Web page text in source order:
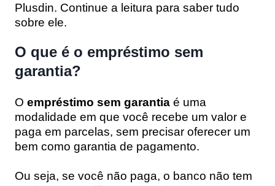
Plusdin. Continue a leitura para saber tudo
sobre ele.
O que é o empréstimo sem
garantia?
O empréstimo sem garantia é uma
modalidade em que você recebe um valor e
paga em parcelas, sem precisar oferecer um
bem como garantia de pagamento.
Ou seja, se você não paga, o banco não tem